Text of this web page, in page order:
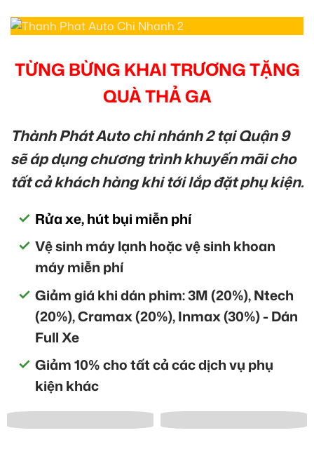
TỪNG BỪNG KHAI TRƯƠNG TẶNG
QUÀ THẢ GA
Thành Phát Auto chi nhánh 2 tại Quận 9
sẽ áp dụng chương trình khuyến mãi cho
tất cả khách hàng khi tới lắp đặt phụ kiện.
Rửa xe, hút bụi miễn phí
Vệ sinh máy lạnh hoặc vệ sinh khoan
máy miễn phí
Giảm giá khi dán phim: 3M (20%), Ntech
(20%), Cramax (20%), Inmax (30%) - Dán
Full Xe
Giảm 10% cho tất cả các dịch vụ phụ
kiện khác